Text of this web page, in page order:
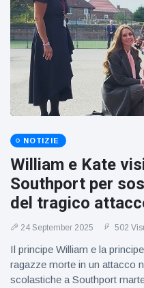
NOTIZIE
William e Kate
Southport per
del tragico
24 September 2025 502
Il principe William e la
ragazze morte in un attacco
scolastiche a Southport